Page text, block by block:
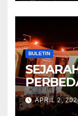
BULETIN
SEJARAH SYI’AH
APRIL 2,